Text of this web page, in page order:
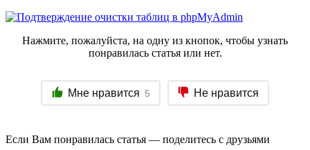
Нажмите, пожалуйста, на одну из кнопок, чтобы узнать
понравилась статья или нет.
Мне нравится 5 Не нравится
Если Вам понравилась статья — поделитесь с друзьями